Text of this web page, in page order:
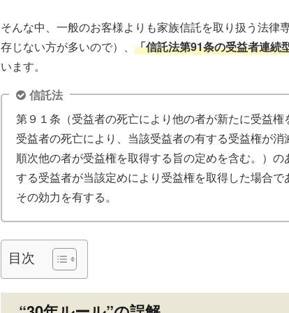
そんな中、一般のお客様よりも家族信託を取り扱う法
存じない方が多いので）、 「信託法第91条の受益者連続
います。
信託法
第９１条（受益者の死亡により他の者が新たに受益権
受益者の死亡により、当該受益者の有する受益権が
順次他の者が受益権を取得する旨の定めを含む。）
する受益者が当該定めにより受益権を取得した場合
その効力を有する。
目次